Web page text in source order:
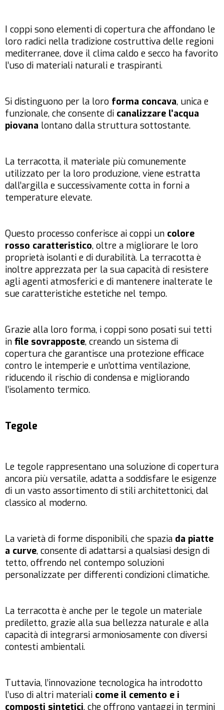
I coppi sono elementi di copertura che affondano le
loro radici nella tradizione costruttiva delle regioni
mediterranee, dove il clima caldo e secco ha favorito
l’uso di materiali naturali e traspiranti.
Si distinguono per la loro forma concava, unica e
funzionale, che consente di canalizzare l’acqua
piovana lontano dalla struttura sottostante.
La terracotta, il materiale più comunemente
utilizzato per la loro produzione, viene estratta
dall’argilla e successivamente cotta in forni a
temperature elevate.
Questo processo conferisce ai coppi un colore
rosso caratteristico, oltre a migliorare le loro
proprietà isolanti e di durabilità. La terracotta è
inoltre apprezzata per la sua capacità di resistere
agli agenti atmosferici e di mantenere inalterate le
sue caratteristiche estetiche nel tempo.
Grazie alla loro forma, i coppi sono posati sui tetti
in file sovrapposte, creando un sistema di
copertura che garantisce una protezione efficace
contro le intemperie e un’ottima ventilazione,
riducendo il rischio di condensa e migliorando
l’isolamento termico.
Tegole
Le tegole rappresentano una soluzione di copertura
ancora più versatile, adatta a soddisfare le esigenze
di un vasto assortimento di stili architettonici, dal
classico al moderno.
La varietà di forme disponibili, che spazia da piatte
a curve, consente di adattarsi a qualsiasi design di
tetto, offrendo nel contempo soluzioni
personalizzate per differenti condizioni climatiche.
La terracotta è anche per le tegole un materiale
prediletto, grazie alla sua bellezza naturale e alla
capacità di integrarsi armoniosamente con diversi
contesti ambientali.
Tuttavia, l’innovazione tecnologica ha introdotto
l’uso di altri materiali come il cemento e i
composti sintetici, che offrono vantaggi in termini